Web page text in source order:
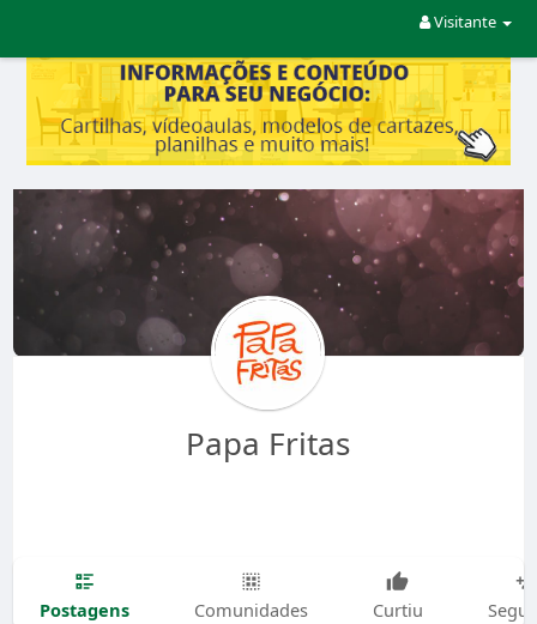
Visitante
Papa Fritas
Postagens Comunidades Curtiu